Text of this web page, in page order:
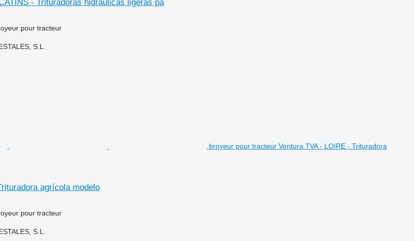
- Trituradoras hidráulicas ligeras pa
pour tracteur
S.L.
broyeur pour tracteur Ventura TVA - LOIRE - Trituradora
agrícola modelo
pour tracteur
S.L.